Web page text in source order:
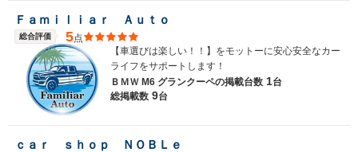
Ｆａｍｉｌｉａｒ Ａｕｔｏ
総合評価 5点
【車選びは楽しい！！】をモットーに安心安全なカー
ライフをサポートします！
ＢＭＷ M6 グランクーペの掲載台数 1台
総掲載数 9台
ｃａｒ ｓｈｏｐ ＮＯＢＬｅ